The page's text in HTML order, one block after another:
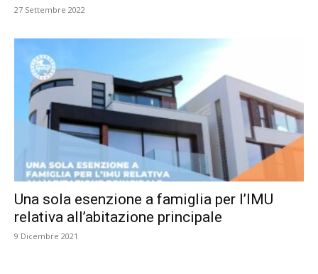
27 Settembre 2022
Una sola esenzione a famiglia per l’IMU
relativa all’abitazione principale
9 Dicembre 2021